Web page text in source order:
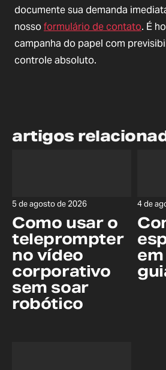
documente sua demanda
nossoformulário de contato. É
campanha do papel com
controle absoluto.
artigos
Como usar o
teleprompter
no vídeo
corporativo
sem soar
robótico
5 de agosto de 2026 4 de